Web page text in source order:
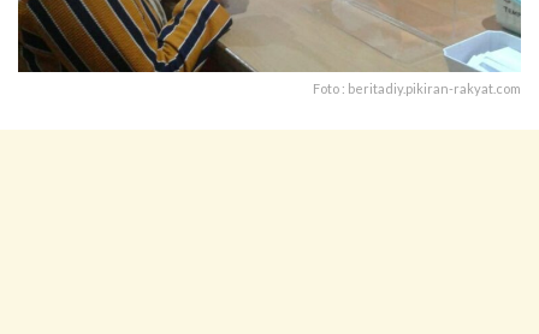
Foto : beritadiy.pikiran-rakyat.com